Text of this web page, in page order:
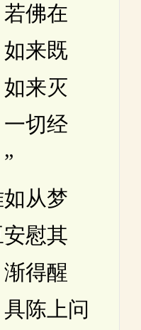
佛在
来既
来灭
切经
从梦
慰其
得醒
陈上问